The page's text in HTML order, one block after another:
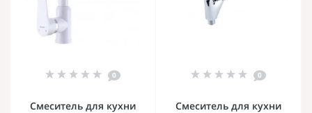
0
Смеситель для кухни
0
Смеситель для кухни